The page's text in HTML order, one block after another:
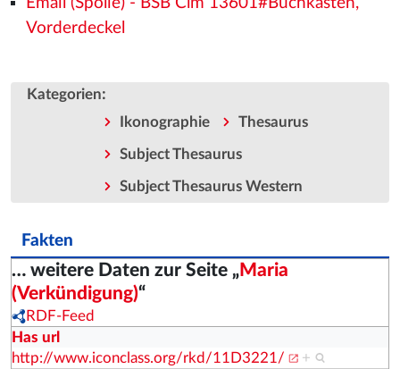
Vorderdeckel
Kategorien:
Ikonographie Thesaurus
Subject Thesaurus
Subject Thesaurus Western
Fakten
… weitere Daten zur Seite „Maria
(Verkündigung)“
RDF-Feed
Has url
http://www.iconclass.org/rkd/11D3221/
+